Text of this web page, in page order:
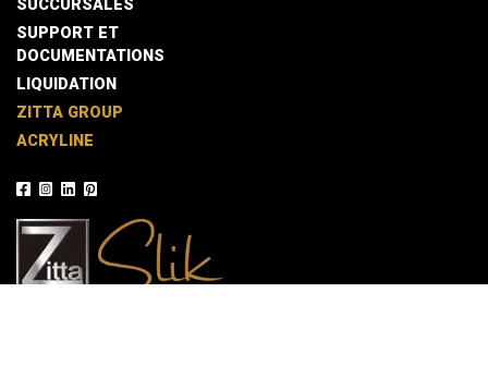
SUCCURSALES
SUPPORT ET
DOCUMENTATIONS
LIQUIDATION
ZITTA GROUP
ACRYLINE